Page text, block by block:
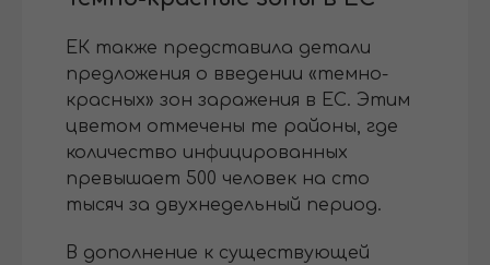
ЕК также представила детали
предложения о введении «темно-
красных» зон заражения в ЕС. Этим
цветом отмечены те районы, где
количество инфицированных
превышает 500 человек на сто
тысяч за двухнедельный период.
В дополнение к существующей